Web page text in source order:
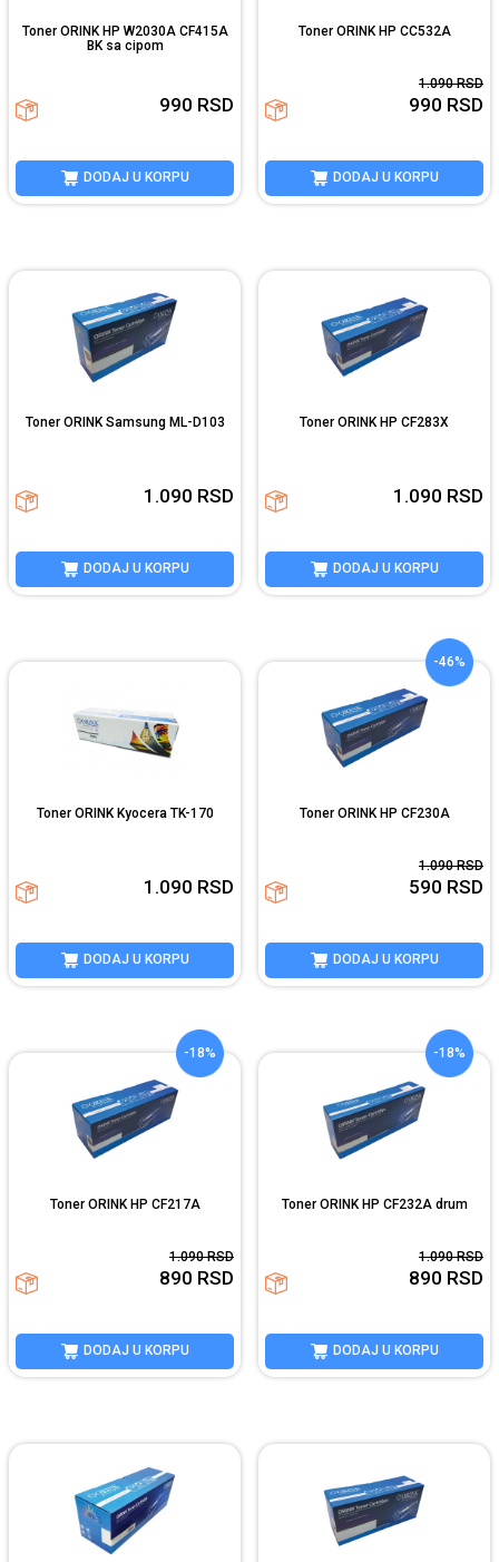
Toner ORINK HP W2030A CF415A
BK sa cipom
990 RSD
DODAJ U KORPU
Toner ORINK HP CC532A
1.090RSD
990 RSD
DODAJ U KORPU
Toner ORINK Samsung ML-D103
1.090 RSD
DODAJ U KORPU
Toner ORINK HP CF283X
1.090 RSD
DODAJ U KORPU
Toner ORINK Kyocera TK-170
1.090 RSD
DODAJ U KORPU
-46%
Toner ORINK HP CF230A
1.090RSD
590 RSD
DODAJ U KORPU
-18%
Toner ORINK HP CF217A
1.090RSD
890 RSD
DODAJ U KORPU
-18%
Toner ORINK HP CF232A drum
1.090RSD
890 RSD
DODAJ U KORPU